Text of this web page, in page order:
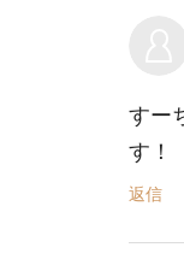
すー
す！
返信